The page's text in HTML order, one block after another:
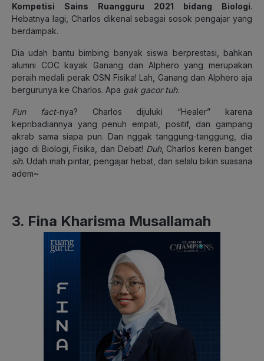
Kompetisi Sains Ruangguru 2021 bidang Biologi.
Hebatnya lagi, Charlos dikenal sebagai sosok pengajar yang
berdampak.
Dia udah bantu bimbing banyak siswa berprestasi, bahkan
alumni COC kayak Ganang dan Alphero yang merupakan
peraih medali perak OSN Fisika! Lah, Ganang dan Alphero aja
bergurunya ke Charlos. Apa gak gacortuh.
Fun fact-nya? Charlos dijuluki “Healer” karena
kepribadiannya yang penuh empati, positif, dan gampang
akrab sama siapa pun. Dan nggak tanggung-tanggung, dia
jago di Biologi, Fisika, dan Debat! Duh, Charlos keren banget
sih. Udah mah pintar, pengajar hebat, dan selalu bikin suasana
adem~
3. Fina Kharisma Musallamah